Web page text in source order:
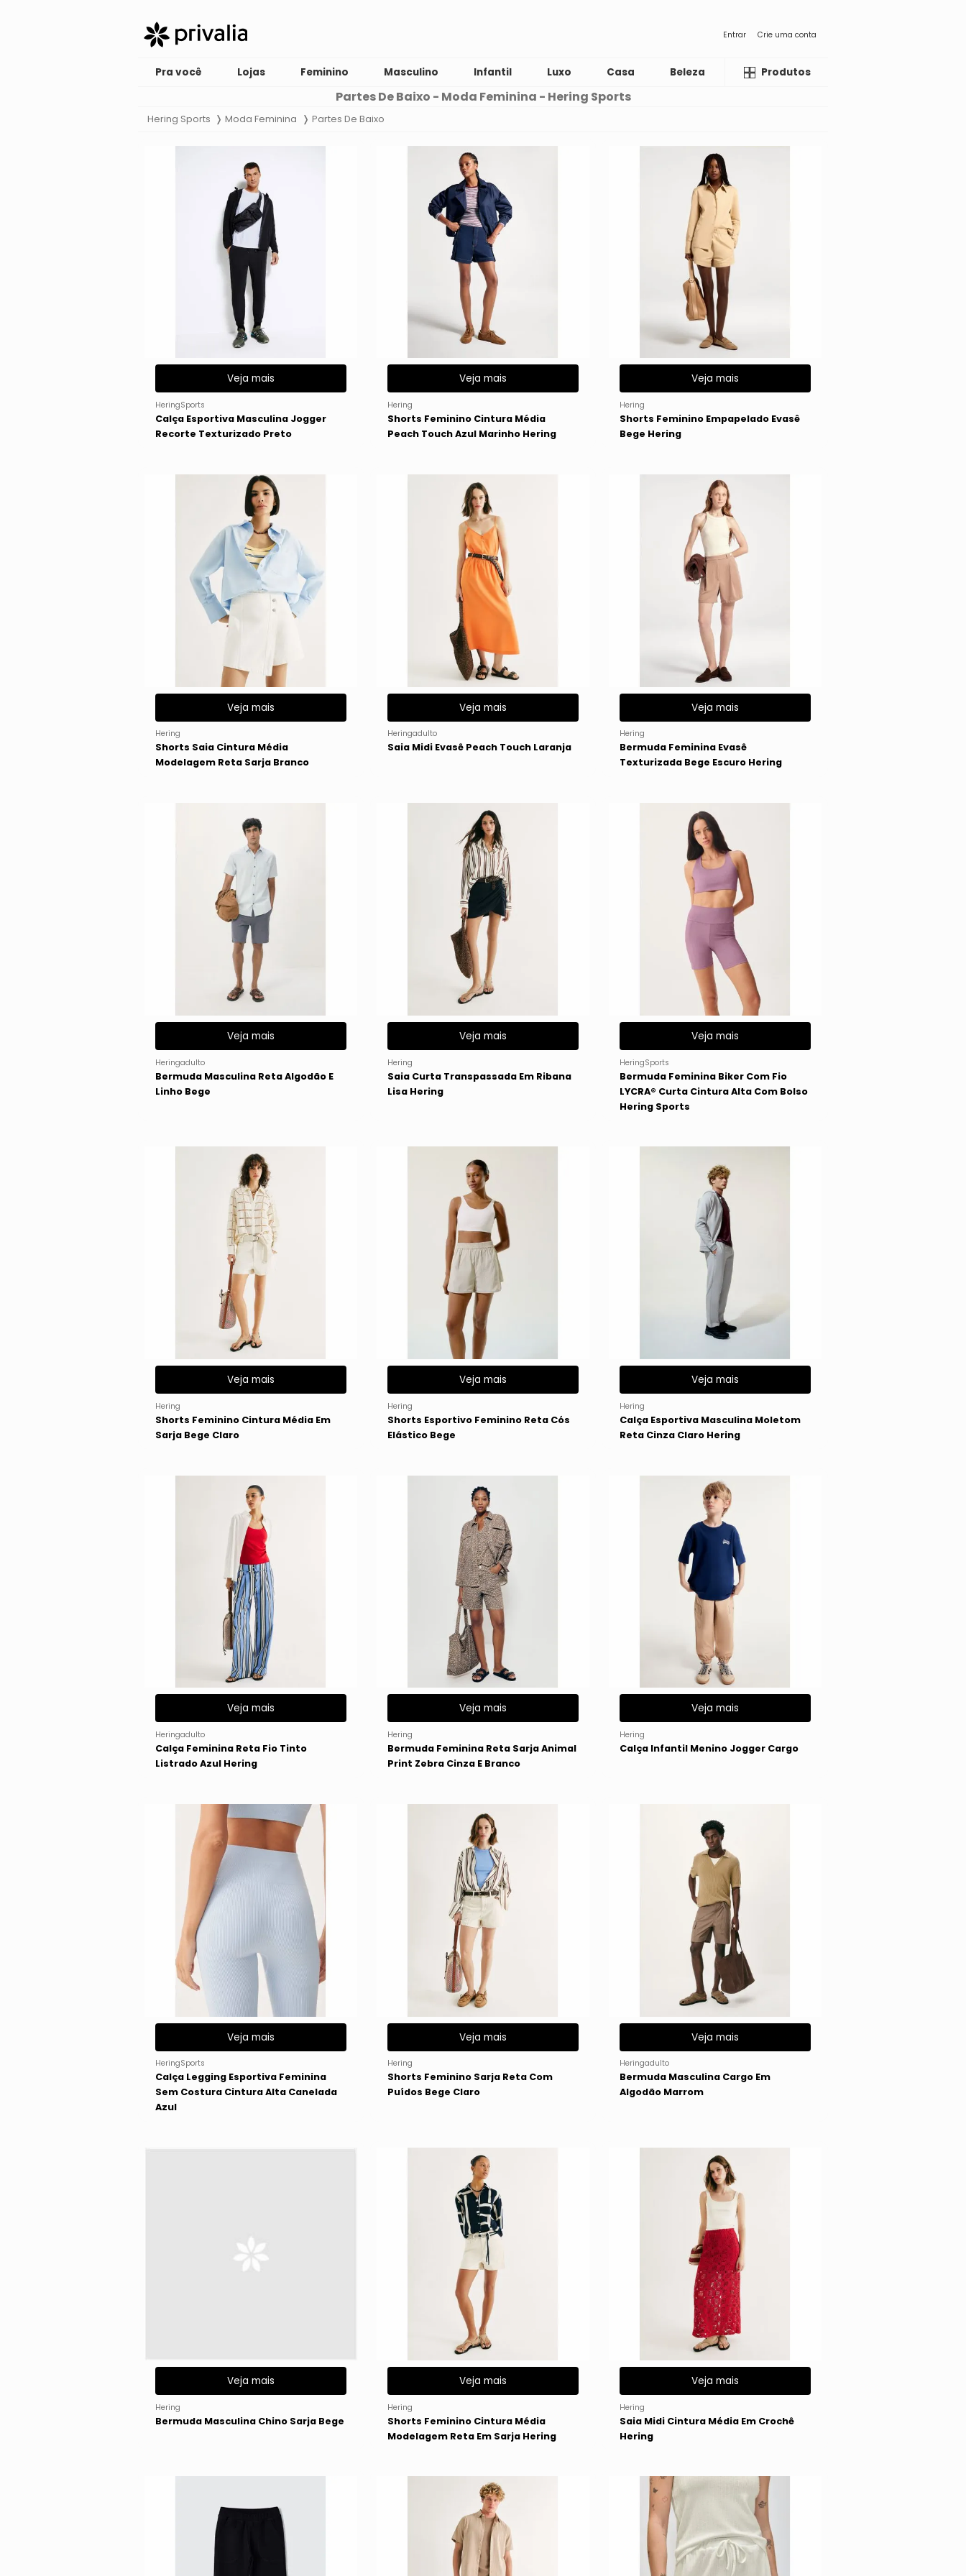
Entrar Crie uma conta
Pra você Lojas Feminino Masculino Infantil Luxo Casa Beleza LiquidaProdutos
Partes De Baixo - Moda Feminina - Hering Sports
Hering Sports Moda Feminina Partes De Baixo
Veja mais
HeringSports
Calça Esportiva Masculina Jogger
Recorte Texturizado Preto
Veja mais
Hering
Shorts Feminino Cintura Média
Peach Touch Azul Marinho Hering
Veja mais
Hering
Shorts Feminino Empapelado Evasê
Bege Hering
Veja mais
Hering
Shorts Saia Cintura Média
Modelagem Reta Sarja Branco
Veja mais
Heringadulto
Saia Midi Evasê Peach Touch Laranja
Veja mais
Hering
Bermuda Feminina Evasê
Texturizada Bege Escuro Hering
Veja mais
Heringadulto
Bermuda Masculina Reta Algodão E
Linho Bege
Veja mais
Hering
Saia Curta Transpassada Em Ribana
Lisa Hering
Veja mais
HeringSports
Bermuda Feminina Biker Com Fio
LYCRA® Curta Cintura Alta Com Bolso
Hering Sports
Veja mais
Hering
Shorts Feminino Cintura Média Em
Sarja Bege Claro
Veja mais
Hering
Shorts Esportivo Feminino Reta Cós
Elástico Bege
Veja mais
Hering
Calça Esportiva Masculina Moletom
Reta Cinza Claro Hering
Veja mais
Heringadulto
Calça Feminina Reta Fio Tinto
Listrado Azul Hering
Veja mais
Hering
Bermuda Feminina Reta Sarja Animal
Print Zebra Cinza E Branco
Veja mais
Hering
Calça Infantil Menino Jogger Cargo
Veja mais
HeringSports
Calça Legging Esportiva Feminina
Sem Costura Cintura Alta Canelada
Azul
Veja mais
Hering
Shorts Feminino Sarja Reta Com
Puídos Bege Claro
Veja mais
Heringadulto
Bermuda Masculina Cargo Em
Algodão Marrom
Veja mais
Hering
Bermuda Masculina Chino Sarja Bege
Veja mais
Hering
Shorts Feminino Cintura Média
Modelagem Reta Em Sarja Hering
Veja mais
Hering
Saia Midi Cintura Média Em Crochê
Hering